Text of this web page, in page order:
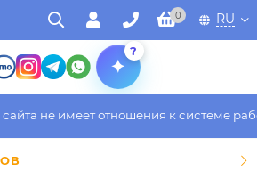
0 RU
?
не имеет отношения к системе